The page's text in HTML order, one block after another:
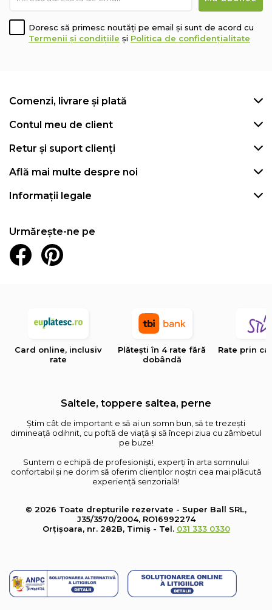
Doresc să primesc noutăți pe email și sunt de acord cu
Termenii și condițiile și Politica de confidențialitate
Comenzi, livrare și plată
Contul meu de client
Retur și suport clienți
Află mai multe despre noi
Informații legale
Urmărește-ne pe
Card online, inclusiv
rate
Plătești în 4 rate fără
dobândă
Rate prin
Saltele, toppere saltea, perne
Știm cât de important e să ai un somn bun, să te trezești
dimineață odihnit, cu poftă de viață și să începi ziua cu zâmbetul
pe buze!
Suntem o echipă de profesioniști, experți în arta somnului
confortabil și ne dorim să oferim clienților noștri cea mai plăcută
experiență senzorială!
© 2026 Toate drepturile rezervate - Super Ball SRL,
J35/3570/2004, RO16992274
Orțișoara, nr. 282B, Timiș - Tel. 031 333 0330